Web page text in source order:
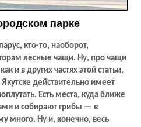
парке
кто-то, наоборот,
лесные чащи. Ну, про чащи
и в других частях этой статьи,
действительно имеет
Есть места, куда ближе
и собирают грибы — в
много. Ну и, конечно, весь